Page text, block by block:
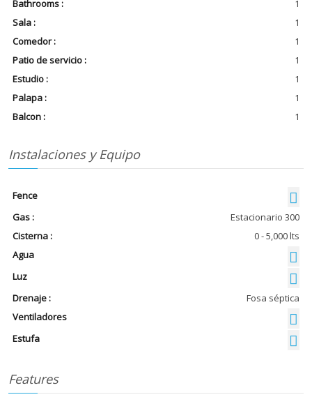
Bathrooms :
1
Sala :
1
Comedor :
1
Patio de servicio :
1
Estudio :
1
Palapa :
1
Balcon :
1
Instalaciones y Equipo
Fence
Gas :
Estacionario 300
Cisterna :
0 - 5,000 lts
Agua
Luz
Drenaje :
Fosa séptica
Ventiladores
Estufa
Features